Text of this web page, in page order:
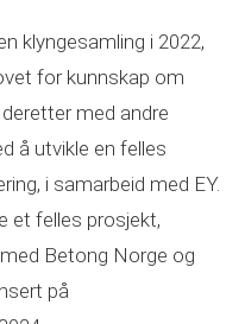
klyngesamling i 2022,
for kunnskap om
med andre
å utvikle en felles
i samarbeid med EY.
et felles prosjekt,
Betong Norge og
på